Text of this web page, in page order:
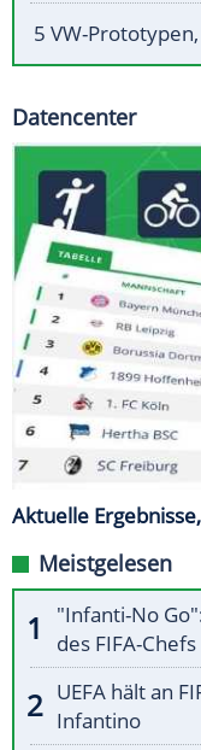
5 VW-
Datencenter
Aktuelle
Meistgelesen
"Infanti-No
des FIFA-Chefs
UEFA hält an
Infantino